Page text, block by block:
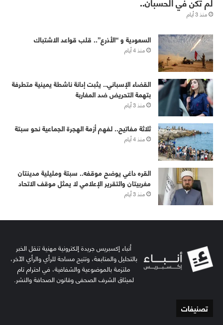
منذ 3 أيام
‏⁧‫السعودية‬⁩ و “الأذرع”.. قلب قواعد الاشتباك
منذ 4 أيام
القضاء الإسباني.. يثبت إدانة ناشطة يمينية متطرفة
بتهمة التحريض ضد المغاربة
منذ 3 أيام
ثلاثة مفاتيح.. لفهم أزمة الهجرة الجماعية نحو سبتة
منذ 4 أيام
القره داغي يوضح موقفه.. سبتة ومليلية مدينتان
مغربيتان والتقرير الإعلامي لا يمثل موقف الاتحاد
منذ 3 أيام
أنباء إكسبريس جريدة إلكترونية مهنية تنقل الخبر
بالتحليل والمتابعة، وتتيح مساحة للرأي والرأي الآخر،
ملتزمة بالموضوعية والشفافية، في احترام تام
لميثاق الشرف الصحفي وقانون الصحافة والنشر.
تصنيفات